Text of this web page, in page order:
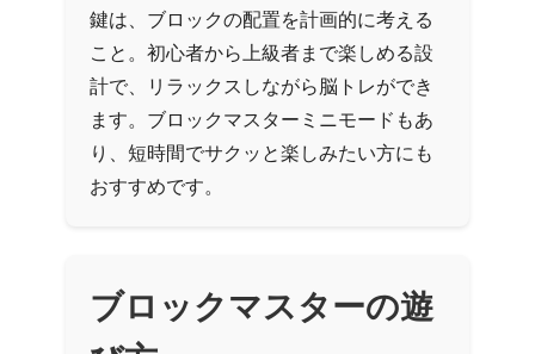
鍵は、ブロックの配置を計画的に考える
こと。初心者から上級者まで楽しめる設
計で、リラックスしながら脳トレができ
ます。ブロックマスターミニモードもあ
り、短時間でサクッと楽しみたい方にも
おすすめです。
ブロックマスターの遊